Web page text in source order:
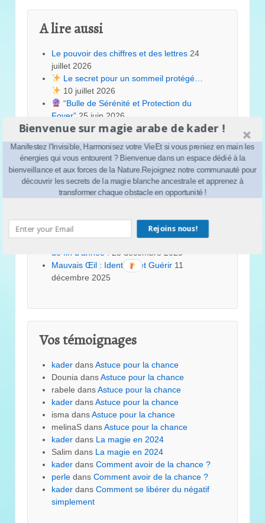
A lire aussi
Le pouvoir des chiffres et des lettres 24
juillet 2026
Le secret pour un sommeil protégé…
10 juillet 2026
“Bulle de Sérénité et Protection du
Foyer” 25 juin 2026
Renaître au printemps 14 mai 2026
Alchimie de l’Âme 8 mai 2026
Au-delà de la pensée positive 3 mai 2026
“Lundi de Lumière : 3 Gestes Simples pour
Purifier votre Semaine” 9 mars 2026
les 3 types de visions selon la sagesse
et des Sciences Occultes
8 janvier 2026
Nous vous souhaitons de très belle fêtes
de fin d’année !
25 décembre 2025
Mauvais Œil : Identifier et Guérir 11
décembre 2025
Vos témoignages
kader dansAstuce pour la chance
Dounia dansAstuce pour la chance
rabele dansAstuce pour la chance
kader dansAstuce pour la chance
isma dansAstuce pour la chance
melinaS dansAstuce pour la chance
kader dans La magie en 2024
Salim dans La magie en 2024
kader dans Comment avoir de la chance ?
perle dans Comment avoir de la chance ?
kader dans Comment se libérer du négatif
simplement
Bienvenue sur magie arabe de kader !
Manifestez l'Invisible, Harmonisez votre VieEt si vous preniez en main les
énergies qui vous entourent ? Bienvenue dans un espace dédié à la
bienveillance et aux forces de la Nature.Rejoignez notre communauté pour
découvrir les secrets de la magie blanche ancestrale et apprenez à
transformer chaque obstacle en opportunité !
Rejoins nous!